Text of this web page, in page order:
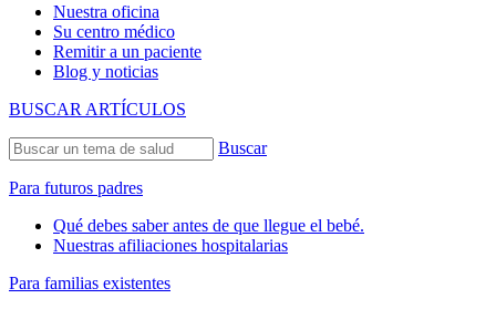
Nuestra oficina
Su centro médico
Remitir a un paciente
Blog y noticias
BUSCAR ARTÍCULOS
Buscar
Para futuros padres
Qué debes saber antes de que llegue el bebé.
Nuestras afiliaciones hospitalarias
Para familias existentes